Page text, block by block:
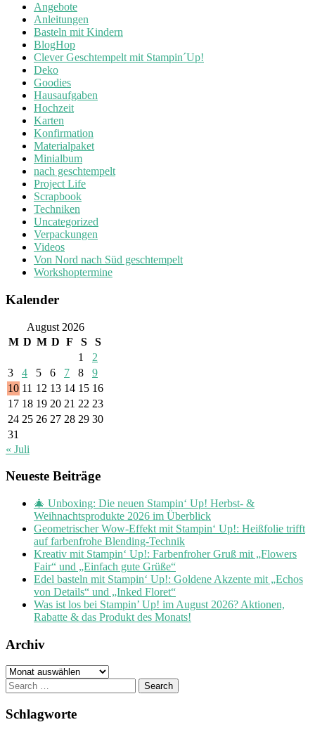
Angebote
Anleitungen
Basteln mit Kindern
BlogHop
Clever Geschtempelt mit Stampin´Up!
Deko
Goodies
Hausaufgaben
Hochzeit
Karten
Konfirmation
Materialpaket
Minialbum
nach geschtempelt
Project Life
Scrapbook
Techniken
Uncategorized
Verpackungen
Videos
Von Nord nach Süd geschtempelt
Workshoptermine
Kalender
August 2026
M D M D F S
S
1
2
3
4 5 6 7 8
9
10 11 12 13 14 15 16
17 18 19 20 21 22 23
24 25 26 27 28 29 30
31
« Juli
Neueste Beiträge
🎄 Unboxing: Die neuen Stampin‘ Up! Herbst- &
Weihnachtsprodukte 2026 im Überblick
Geometrischer Wow-Effekt mit Stampin‘ Up!: Heißfolie trifft
auf farbenfrohe Blending-Technik
Kreativ mit Stampin‘ Up!: Farbenfroher Gruß mit „Flowers
Fair“ und „Einfach gute Grüße“
Edel basteln mit Stampin‘ Up!: Goldene Akzente mit „Echos
von Details“ und „Inked Floret“
Was ist los bei Stampin’ Up! im August 2026? Aktionen,
Rabatte & das Produkt des Monats!
Archiv
Archiv
Search
for:
Schlagworte